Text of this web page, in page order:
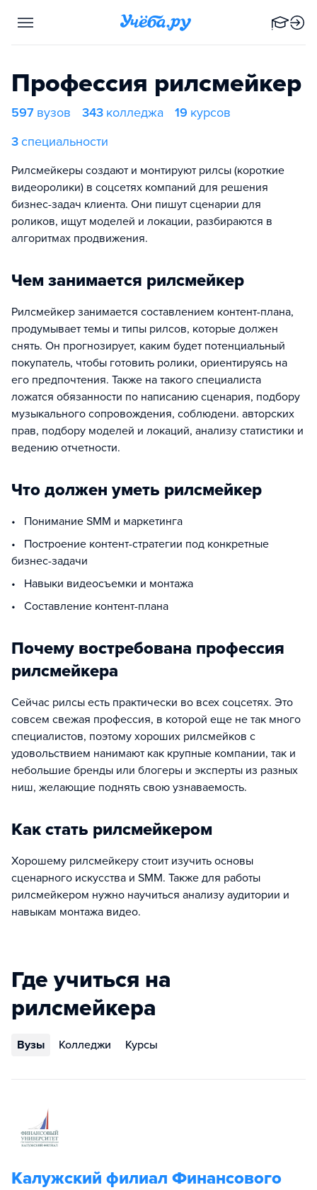
Профессия рилсмейкер
597 вузов 343 колледжа 19 курсов
3специальности
Рилсмейкеры создают и монтируют рилсы (короткие
видеоролики) в соцсетях компаний для решения
бизнес-задач клиента. Они пишут сценарии для
роликов, ищут моделей и локации, разбираются в
алгоритмах продвижения.
Чем занимается рилсмейкер
Рилсмейкер занимается составлением контент-плана,
продумывает темы и типы рилсов, которые должен
снять. Он прогнозирует, каким будет потенциальный
покупатель, чтобы готовить ролики, ориентируясь на
его предпочтения. Также на такого специалиста
ложатся обязанности по написанию сценария, подбору
музыкального сопровождения, соблюдени. авторских
прав, подбору моделей и локаций, анализу статистики и
ведению отчетности.
Что должен уметь рилсмейкер
• Понимание SMM и маркетинга
• Построение контент-стратегии под конкретные
бизнес-задачи
• Навыки видеосъемки и монтажа
• Составление контент-плана
Почему востребована профессия
рилсмейкера
Сейчас рилсы есть практически во всех соцсетях. Это
совсем свежая профессия, в которой еще не так много
специалистов, поэтому хороших рилсмейков с
удовольствием нанимают как крупные компании, так и
небольшие бренды или блогеры и эксперты из разных
ниш, желающие поднять свою узнаваемость.
Как стать рилсмейкером
Хорошему рилсмейкеру стоит изучить основы
сценарного искусства и SMM. Также для работы
рилсмейкером нужно научиться анализу аудитории и
навыкам монтажа видео.
Где учиться на
рилсмейкера
Вузы Колледжи Курсы
Калужский филиал Финансового